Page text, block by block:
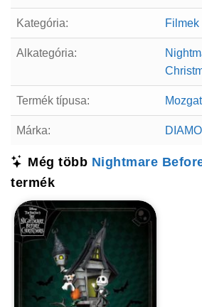
Kategória: Filmek
Alkategória:
Termék típusa:
Márka:
Még több Nightmare
termék